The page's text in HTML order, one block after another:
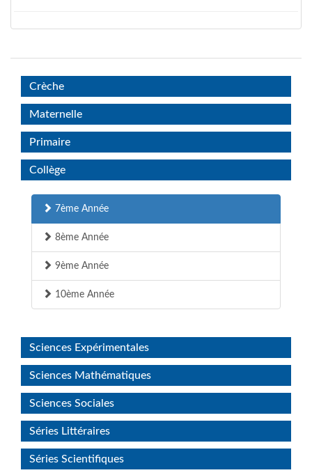
Crèche
Maternelle
Primaire
Collège
7ème Année
8ème Année
9ème Année
10ème Année
Sciences Expérimentales
Sciences Mathématiques
Sciences Sociales
Séries Littéraires
Séries Scientifiques